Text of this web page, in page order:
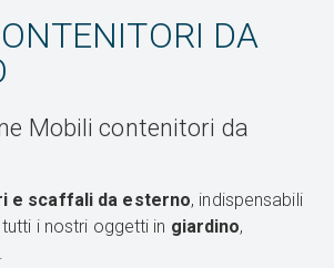
DA
Mobili contenitori da
e scaffali da esterno, indispensabili
i nostri oggetti in giardino,
.